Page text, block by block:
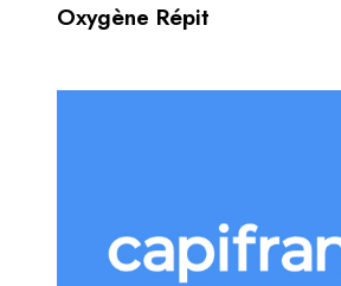
Oxygène Répit